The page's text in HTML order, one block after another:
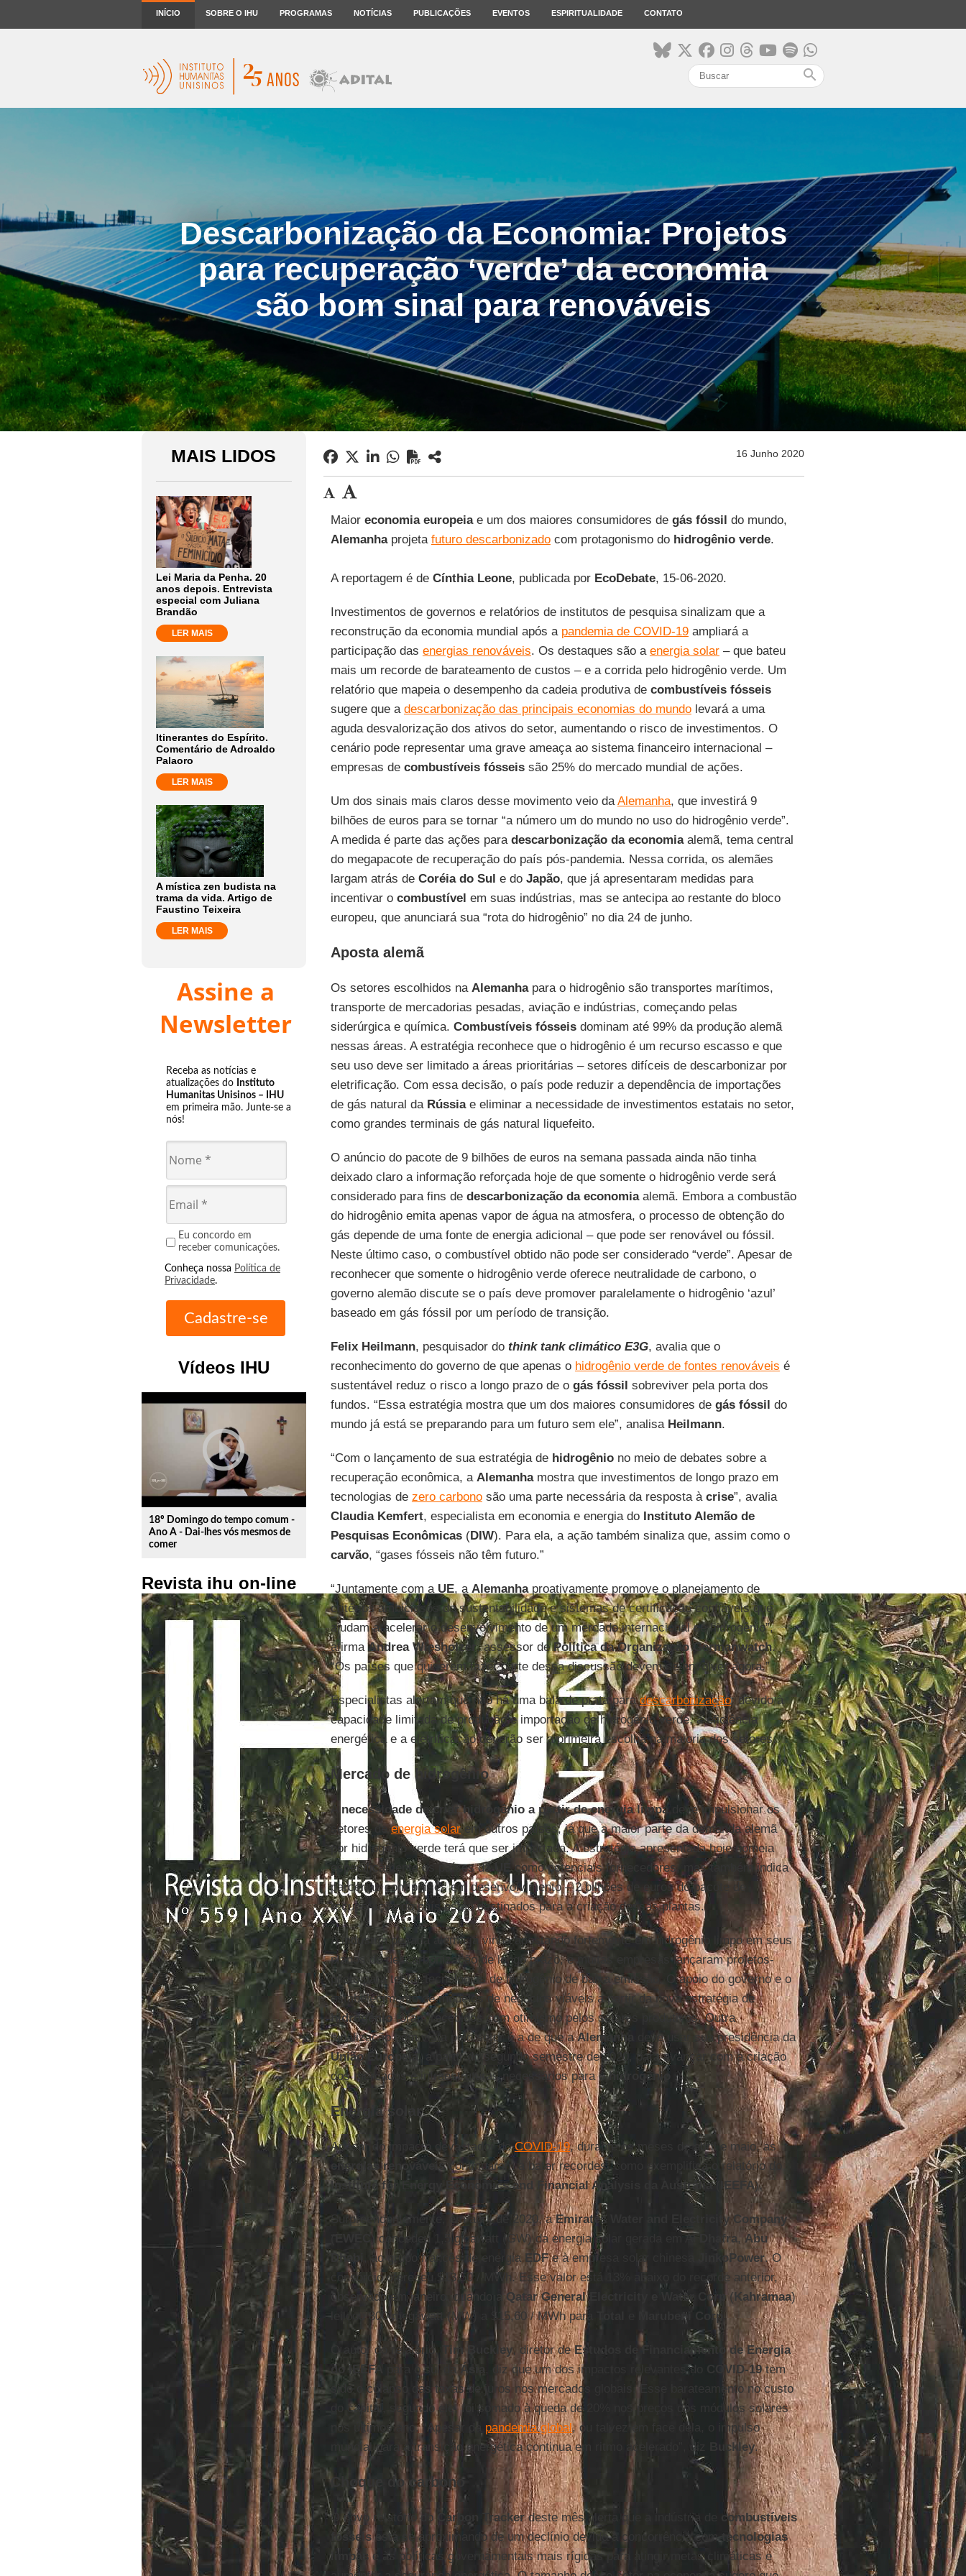
INÍCIO SOBRE O IHU PROGRAMAS NOTÍCIAS PUBLICAÇÕES EVENTOS ESPIRITUALIDADE CONTATO
search
Descarbonização da Economia: Projetos
para recuperação ‘verde’ da economia
são bom sinal para renováveis
MAIS LIDOS
Lei Maria da Penha. 20
anos depois. Entrevista
especial com Juliana
Brandão
LER MAIS
Itinerantes do Espírito.
Comentário de Adroaldo
Palaoro
LER MAIS
A mística zen budista na
trama da vida. Artigo de
Faustino Teixeira
LER MAIS
Assine a
Newsletter
Receba as notícias e
atualizações do Instituto
Humanitas Unisinos – IHU
em primeira mão. Junte-se a
nós!
Eu concordo em
receber comunicações.
Conheça nossa Política de
Privacidade.
Vídeos IHU
play_circle_outline
18º Domingo do tempo comum -
Ano A - Dai-lhes vós mesmos de
comer
Revista ihu on-line
16 Junho 2020
Maior economia europeiae um dos maiores consumidores de gás fóssil do mundo,
Alemanhaprojeta futuro descarbonizadocom protagonismo do hidrogênio verde.
A reportagem é de Cínthia Leone, publicada por EcoDebate, 15-06-2020.
Investimentos de governos e relatórios de institutos de pesquisa sinalizam que a
reconstrução da economia mundial após a pandemia de COVID-19ampliará a
participação das energias renováveis. Os destaques são a energia solar– que bateu
mais um recorde de barateamento de custos – e a corrida pelo hidrogênio verde. Um
relatório que mapeia o desempenho da cadeia produtiva de combustíveis fósseis
sugere que a descarbonização das principais economias do mundolevará a uma
aguda desvalorização dos ativos do setor, aumentando o risco de investimentos. O
cenário pode representar uma grave ameaça ao sistema financeiro internacional –
empresas de combustíveis fósseissão 25% do mercado mundial de ações.
Um dos sinais mais claros desse movimento veio daAlemanha, que investirá 9
bilhões de euros para se tornar “a número um do mundo no uso do hidrogênio verde”.
A medida é parte das ações para descarbonização da economiaalemã, tema central
do megapacote de recuperação do país pós-pandemia. Nessa corrida, os alemães
largam atrás de Coréia do Sul e do Japão, que já apresentaram medidas para
incentivar o combustível em suas indústrias, mas se antecipa ao restante do bloco
europeu, que anunciará sua “rota do hidrogênio” no dia 24 de junho.
Aposta alemã
Os setores escolhidos na Alemanhapara o hidrogênio são transportes marítimos,
transporte de mercadorias pesadas, aviação e indústrias, começando pelas
siderúrgica e química. Combustíveis fósseisdominam até 99% da produção alemã
nessas áreas. A estratégia reconhece que o hidrogênio é um recurso escasso e que
seu uso deve ser limitado a áreas prioritárias – setores difíceis de descarbonizar por
eletrificação. Com essa decisão, o país pode reduzir a dependência de importações
de gás natural da Rússiae eliminar a necessidade de investimentos estatais no setor,
como grandes terminais de gás natural liquefeito.
O anúncio do pacote de 9 bilhões de euros na semana passada ainda não tinha
deixado claro a informação reforçada hoje de que somente o hidrogênio verde será
considerado para fins de descarbonização da economiaalemã. Embora a combustão
do hidrogênio emita apenas vapor de água na atmosfera, o processo de obtenção do
gás depende de uma fonte de energia adicional – que pode ser renovável ou fóssil.
Neste último caso, o combustível obtido não pode ser considerado “verde”. Apesar de
reconhecer que somente o hidrogênio verde oferece neutralidade de carbono, o
governo alemão discute se o país deve promover paralelamente o hidrogênio ‘azul’
baseado em gás fóssil por um período de transição.
Felix Heilmann, pesquisador do think tank climático E3G, avalia que o
reconhecimento do governo de que apenas o hidrogênio verde de fontes renováveis é
sustentável reduz o risco a longo prazo de o gás fóssil sobreviver pela porta dos
fundos. “Essa estratégia mostra que um dos maiores consumidores de gás fóssil do
mundo já está se preparando para um futuro sem ele”, analisa Heilmann.
“Com o lançamento de sua estratégia de hidrogêniono meio de debates sobre a
recuperação econômica, a Alemanhamostra que investimentos de longo prazo em
tecnologias de zero carbonosão uma parte necessária da resposta à crise”, avalia
Claudia Kemfert, especialista em economia e energia do Instituto Alemão de
Pesquisas Econômicas(DIW). Para ela, a ação também sinaliza que, assim como o
carvão, “gases fósseis não têm futuro.”
“Juntamente com a UE, a Alemanhaproativamente promove o planejamento de
critérios ambiciosos de sustentabilidade e sistemas de certificação confiáveis que
ajudam a acelerar o desenvolvimento de um mercado internacional de hidrogênio”,
afirmaAndrea Wiesholzer, assessor dePolítica da Organização Germanwatch.
“Os países que quiserem fazer parte dessa discussão devem se envolver agora.”
Especialistas alertam que não há uma bala de prata paradescarbonização: devido à
capacidade limitada de produção e importação de hidrogênio verde, a eficiência
energética e a eletrificação deverão ser a primeira escolha na maioria dos setores.
Mercado de hidrogênio
A necessidade de criar hidrogênio a partir de energia limpa
deve impulsionar os
setores deenergia solarem outros países, já que a maior parte da demanda alemã
por hidrogênio verde terá que ser importada. A estratégia apresentada hoje nomeia
especificamente os países da UE como potenciais fornecedores, mas também indica
parcerias com países em desenvolvimento – 2 bilhões de euros do pacote de
recuperação do país estão destinados para a criação dessas plantas.
A indústria pesada alemã já vinha apostando fortemente em hidrogênio limpo em seus
planos de descarbonização de longo prazo, e muitas empresas lançaram projetos-
piloto para testar tecnologias de hidrogênio de baixa emissão. O apoio do governo e o
estabelecimento de modelos de negócios viáveis a partir da nova estratégia de
hidrogênioforam recebidos com otimismo pelos setores produtivos. Outra
sinalização bem vista pelo setor é a de que aAlemanha
deve usar sua presidência da
União Europeia, a partir do segundo semestre de 2020, para avançar com a criação
dos mercados e infraestruturas necessários para ohidrogênio .
Energia solar
Apesar do impacto devastador doCOVID-19, durante os meses de abril e maio, as
energias renováveiscontinuaram a bater recordes, como exemplifica o relatório do
Institute for
nergy Economics and Financial Analysis da Austrália( IEEFA).
Surpreendentemente, em abril de 2020, aEmirates Water and Electricity Company
) concedeu 1,5 gigawatt (GW) da energia solar gerada em Al Dhafra,Abu
Dhabi
, ao grupo francês de energiaEDFe à empresa solar chinesa JinkoPower. O
consórcio ofereceu $13,50 / MWh. Esse valor está 13% abaixo do recorde anterior,
observado em janeiro, quando a Qatar General Electricity e Water Corp(Kahramaa)
leiloou 800 megawatt (MW) a $15,60 / MWh para
Marubeni Corp
O autor do relatório, Tim Buckley, diretor deEstudos de Financiamento de Energia
do IEEFA
para o sul da Ásia , diz que um dos impactos relevantes do COVID-19tem
sido o colapso das taxas de juros nos mercados globais. Esse barateamento no custo
do capital, segundo ele, foi somado à queda de 20% nos preços dos módulos solares
nos últimos ano. “Apesar da pandemia global, ou talvez em face dela, o impulso
mundial para a transição energética continua em ritmo acelerado”, diz
Buckley.
Choque do carbono
O novo relatório do Carbon Trackerdeste mês alerta que a indústria de
combustíveis
fósseisestá se aproximando de um declínio devido à concorrência comtecnologias
limpase às políticas governamentais mais rígidas para atingir metas climáticas e